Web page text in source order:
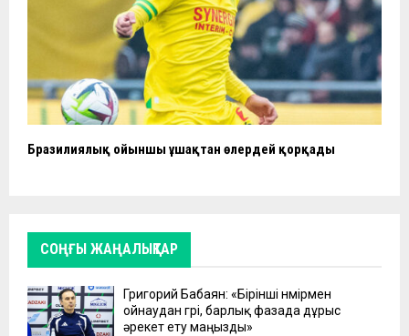
Бразилиялық ойыншы ұшақтан өлердей қорқады
СОҢҒЫ ЖАҢАЛЫҚТАР
Григорий Бабаян: «Бірінші нөмірмен
ойнаудан гөрі, барлық фазада дұрыс
әрекет ету маңызды»